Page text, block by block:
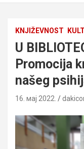
KNJIŽEVNOST
U
Promocija
našeg
16. мај 2022.